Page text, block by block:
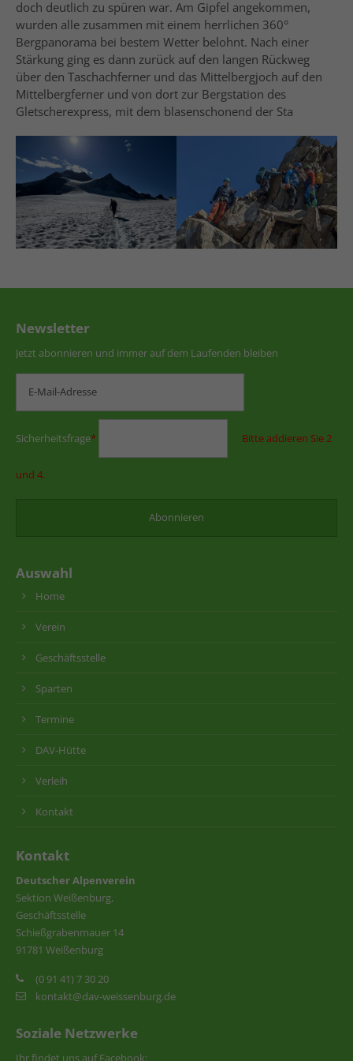
doch deutlich zu spüren war. Am Gipfel angekommen,
wurden alle zusammen mit einem herrlichen 360°
Bergpanorama bei bestem Wetter belohnt. Nach einer
Stärkung ging es dann zurück auf den langen Rückweg
über den Taschachferner und das Mittelbergjoch auf den
Mittelbergferner und von dort zur Bergstation des
Gletscherexpress, mit dem blasenschonend der Sta
Newsletter
Jetzt abonnieren und immer auf dem Laufenden bleiben
Sicherheitsfrage* Bitte addieren Sie 2
und 4.
Auswahl
Home
Verein
Geschäftsstelle
Sparten
Termine
DAV-Hütte
Verleih
Kontakt
Kontakt
Deutscher Alpenverein
Sektion Weißenburg,
Geschäftsstelle
Schießgrabenmauer 14
91781 Weißenburg
(0 91 41) 7 30 20
kontakt@dav-weissenburg.de
Soziale Netzwerke
Ihr findet uns auf Facebook: